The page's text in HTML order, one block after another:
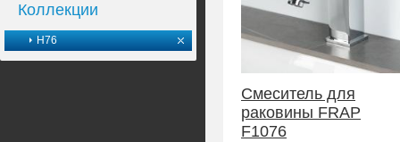
Коллекции
H76
Смеситель для
раковины FRAP
F1076